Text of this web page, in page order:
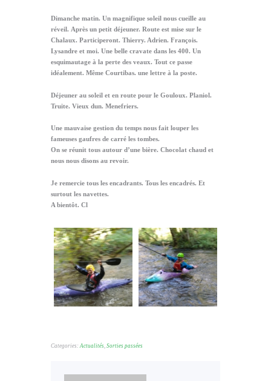
Dimanche matin. Un magnifique soleil nous cueille au
réveil. Après un petit déjeuner. Route est mise sur le
Chalaux. Participeront. Thierry. Adrien. François.
Lysandre et moi. Une belle cravate dans les 400. Un
esquimautage à la perte des veaux. Tout ce passe
idéalement. Même Courtibas. une lettre à la poste.
Déjeuner au soleil et en route pour le Gouloux. Planiol.
Truite. Vieux dun. Menefriers.
Une mauvaise gestion du temps nous fait louper les
fameuses gaufres de carré les tombes.
On se réunit tous autour d’une bière. Chocolat chaud et
nous nous disons au revoir.
Je remercie tous les encadrants. Tous les encadrés. Et
surtout les navettes.
A bientôt. Cl
Categories: Actualités Sorties passées